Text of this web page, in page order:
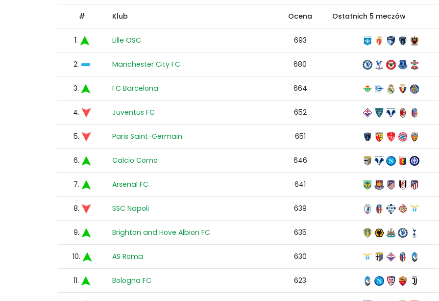
# Klub Ocena Ostatnich 5 meczów
1. Lille OSC 693
2. Manchester City FC 680
3. FC Barcelona 664
4. Juventus FC 652
5. Paris Saint-Germain 651
6. Calcio Como 646
7. Arsenal FC 641
8. SSC Napoli 639
9. Brighton and Hove Albion FC 635
10. AS Roma 630
11. Bologna FC 623